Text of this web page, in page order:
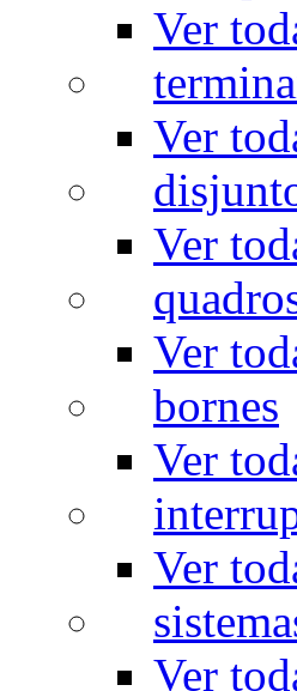
Ver
Ver
Ver
Ver
bornes
Ver
Ver
Ver